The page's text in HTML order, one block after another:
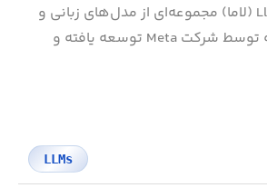
Llama (لاما) مجموعه‌ای از مدل‌های زبانی و
چندرسانه‌ای است که توسط شرکت Meta توسعه یافته و
LLMs